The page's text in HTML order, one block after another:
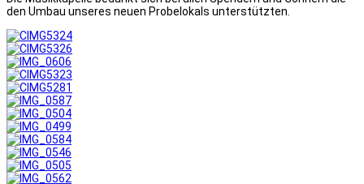
den Umbau unseres neuen Probelokals unterstützten.